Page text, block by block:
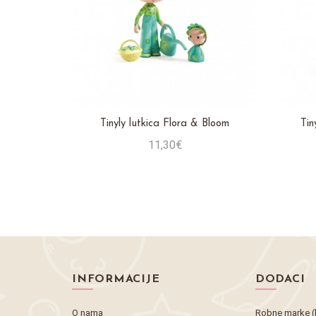
Tinyly lutkica Flora & Bloom
11,30€
INFORMACIJE
O nama
DODACI
Robne marke